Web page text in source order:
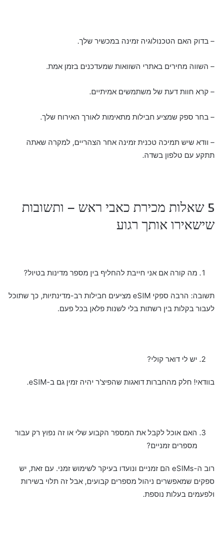
– בדוק האם הטכנולוגיה זמינה במכשיר שלך.
– השווה מחירים באתרי השוואות שמעדכנים בזמן אמת.
– קרא חוות דעת של משתמשים אמיתיים.
– בחר ספק שמציע חבילות מתאימות לאורך האירוח שלך.
– וודא שיש תמיכה טכנית זמינה אחר הצהריים, למקרה שאתה
תתקע עם טלפון בשדה.
5 שאלות מכירת כאבי ראש – ותשובות
שישאירו אותך רגוע
מה קורה אם אני חייבת להחליף בין מספר מדינות בטיול?
תשובה: הרבה ספקי eSIM מציעים חבילות רב-מדינתיות, כך שתוכל
לעבור בקלות בין רשתות בלי לשנות פלאן בכל פעם.
יש לי דואר קולי?
בוודאי! חלק מהחברות דואגות שהפיצ'ר יהיה זמין גם ב-eSIM.
האם אוכל לקבל את המספר הקבוע שלי או זה נפוץ רק עבור
מספרים זמניים?
רוב ה-eSIMs הם זמניים ונועדו בעיקר לשימוש זמני. עם זאת, יש
ספקים שמאפשרים ניהול מספרים קבועים, אבל זה תלוי בשירות
ולפעמים בעלות נוספת.